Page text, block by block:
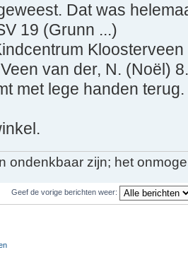
Dat was
19 (Grunn ...)
van der, N. (Noël)
met lege handen terug.
ondenkbaar zijn; het
Geef de vorige berichten weer: